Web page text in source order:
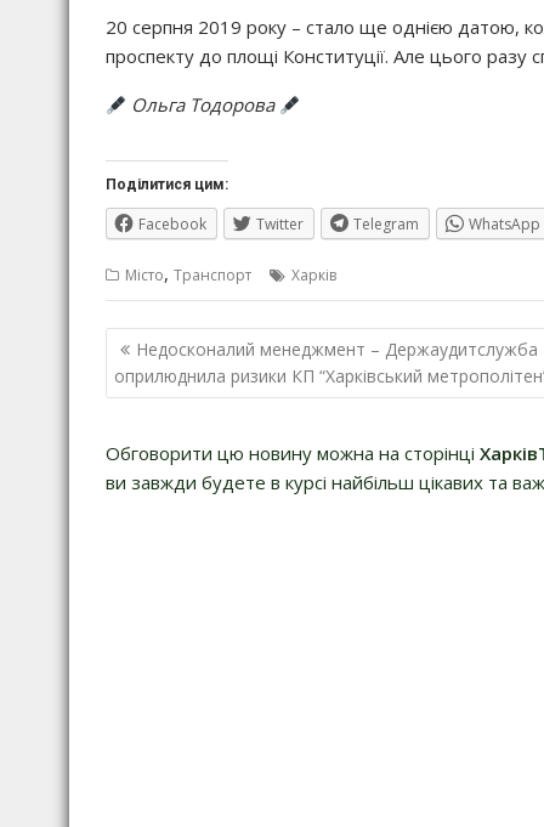
20 серпня 2019 року – стало ще однією датою,
проспекту до площі Конституції. Але цього разу
Ольга Тодорова
Поділитися цим:
Facebook Twitter Telegram WhatsApp
Місто, Транспорт Харків
Навігація
записів
Недосконалий менеджмент – Держаудитслужба
оприлюднила ризики КП “Харківський
Обговорити цю новину можна на сторінці
ви завжди будете в курсі найбільш цікавих та